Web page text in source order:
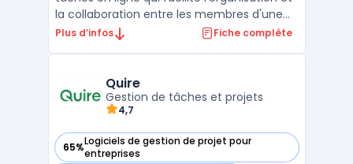
la collaboration entre les membres d'une
équipe. Elle comprend des fonctionnalités
calendriers, les fichiers et la messager ...
Plus d’infos Fiche complète
Quire
Gestion de tâches et projets
4,7
65%Logiciels de gestion de projet pour
entreprises
— voir Quire dans cette catégorie